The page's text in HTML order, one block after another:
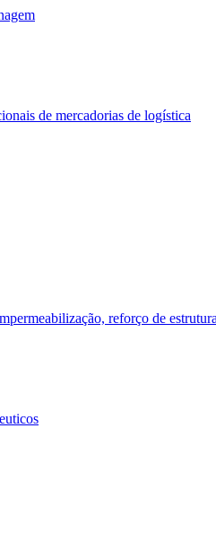
de mercadorias de logística
reforço de